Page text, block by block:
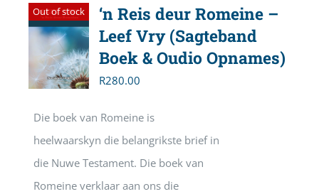
Out of stock
‘n Reis deur Romeine –
Leef Vry (Sagteband
Boek & Oudio Opnames)
R280.00
Die boek van Romeine is
heelwaarskyn die belangrikste brief in
die Nuwe Testament. Die boek van
Romeine verklaar aan ons die